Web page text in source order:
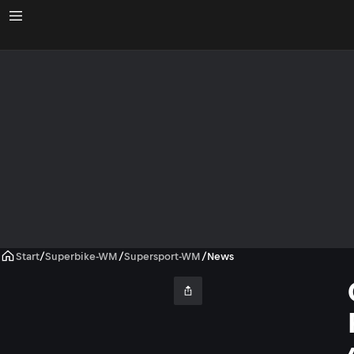
Start/Superbike-WM /Supersport-WM /News